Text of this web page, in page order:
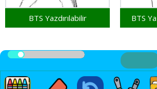
BTS Yazdırılabilir BTS